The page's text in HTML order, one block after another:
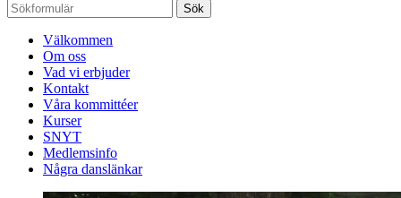
Sök
Välkommen
Om oss
Vad vi erbjuder
Kontakt
Våra kommittéer
Kurser
SNYT
Medlemsinfo
Några danslänkar